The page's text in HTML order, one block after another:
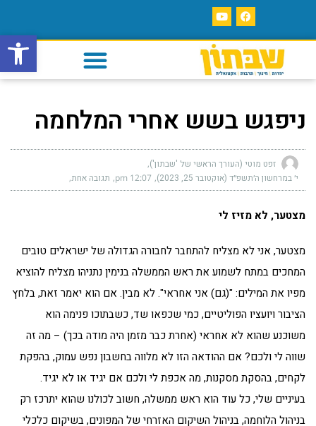
פתח
ניפגש בשש אחרי המלחמה
זפט מוטי (העורך הראשי של 'שבתון')
י׳ במרחשון ה׳תשפ״ד (אוקטובר 25, 2023)
12:07 pm תגובה אחת
מצטער, לא מזיז לי
מצטער, אני לא מצליח להתחבר לחבורה הגדולה של ישראלים טובים
המחכים במתח לשמוע את ראש הממשלה בנימין נתניהו מצליח להוציא
מפיו את המילים: "(גם) אני אחראי". לא מבין. אם הוא יאמר זאת, בלחץ
הציבור ויועציו הפוליטיים, כמי שכפאו שד, כשבתוכו פנימה הוא
משוכנע שהוא לא אחראי (אחרת כבר מזמן היה מודה בכך) – מה זה
שווה לי ולכם? אם ההודאה הזו לא מלווה בחשבון נפש עמוק, בהפקת
לקחים, בהסקת מסקנות, מה אכפת לי ולכם אם יגיד או לא יגיד.
בעיניים שלי, כל עוד הוא ראש ממשלה, חשוב לכולנו שהוא יתרכז רק
בניהול הלוחמה, בניהול השיקום האזרחי של המפונים, בשיקום כלכלי